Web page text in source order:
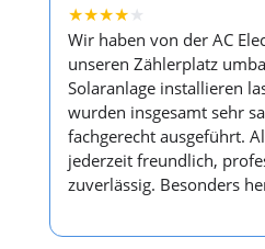
★★★★★
Wir haben von der AC
unseren Zählerplatz
Solaranlage installieren
wurden insgesamt sehr
fachgerecht ausgeführt.
jederzeit freundlich,
zuverlässig. Besonders